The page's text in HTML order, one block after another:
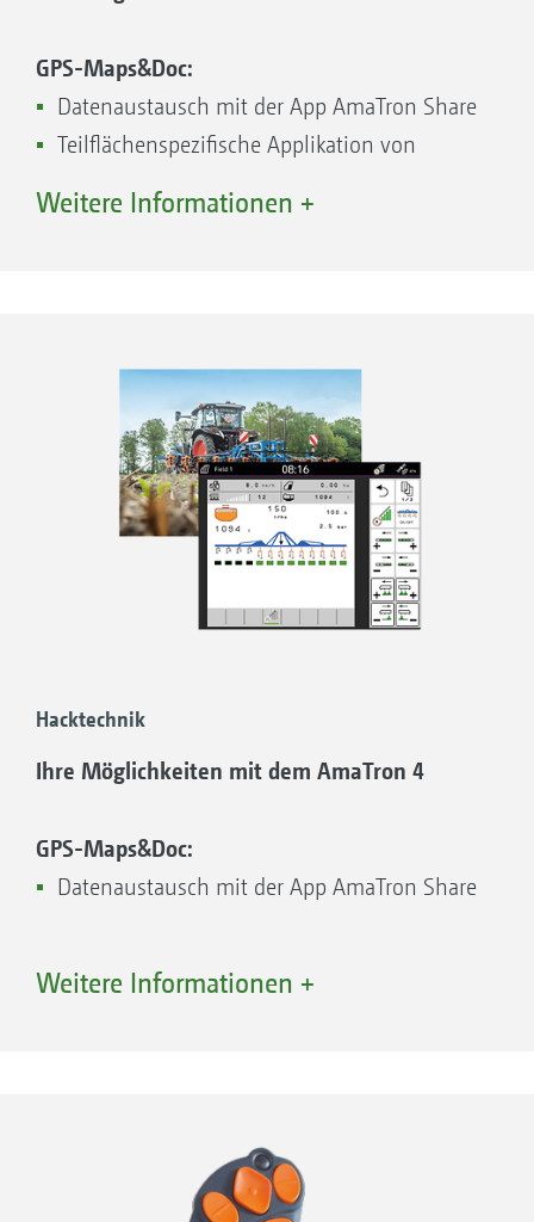
Spot-Spraying
GPS-ScenarioControl:
Routenanzeige als Orientierungshilfe im
GPS-Maps&Doc:
Datenaustausch mit der App AmaTron Share
Teilflächenspezifische Applikation von
Weitere Informationen +
Hacktechnik
Ihre Möglichkeiten mit dem AmaTron 4
GPS-Maps&Doc:
Datenaustausch mit der App AmaTron Share
Ausschaltpunkte per Section Control für
Hackelemente und z. B. Bandspritzung
Weitere Informationen +